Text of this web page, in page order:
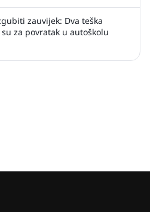
zauvijek: Dva teška
za povratak u autoškolu